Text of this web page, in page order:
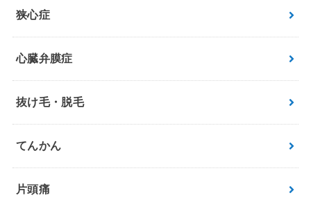
狭心症
心臓弁膜症
抜け毛・脱毛
てんかん
片頭痛